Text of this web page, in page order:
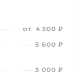
от 4 500 ₽
5 600 ₽
3 000 ₽